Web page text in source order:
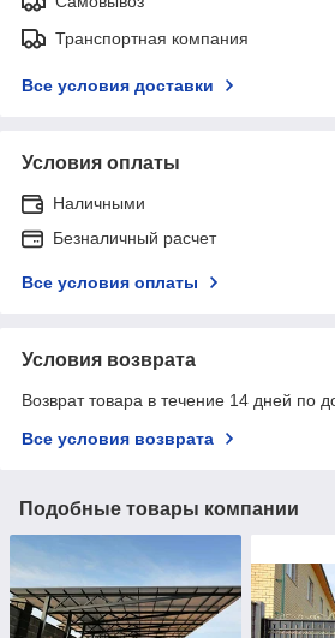
Транспортная компания
Все условия доставки
Условия оплаты
Наличными
Безналичный расчет
Все условия оплаты
Условия возврата
Возврат товара в течение 14 дней по
Все условия возврата
Подобные товары компании